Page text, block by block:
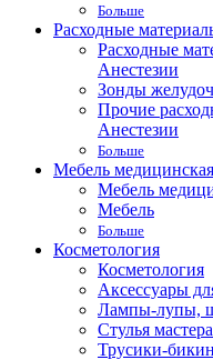
Больше
Расходные
Расходные
Анестезии
Зонды
Прочие
Анестезии
Больше
Мебель медицинская
Мебель
Мебель
Больше
Косметология
Косметология
Аксессуары
Лампы-лупы,
Стулья
Трусики-